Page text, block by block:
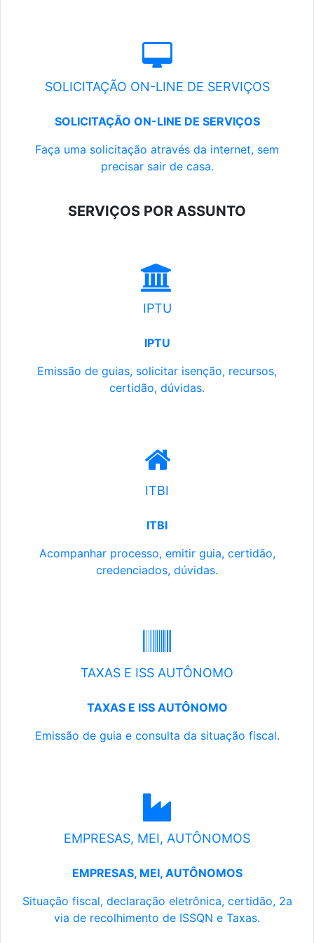
SOLICITAÇÃO ON-LINE DE SERVIÇOS
SOLICITAÇÃO ON-LINE DE SERVIÇOS
Faça uma solicitação através da internet, sem
precisar sair de casa.
SERVIÇOS POR ASSUNTO
IPTU
IPTU
Emissão de guias, solicitar isenção, recursos,
certidão, dúvidas.
ITBI
ITBI
Acompanhar processo, emitir guia, certidão,
credenciados, dúvidas.
TAXAS E ISS AUTÔNOMO
TAXAS E ISS AUTÔNOMO
Emissão de guia e consulta da situação fiscal.
EMPRESAS, MEI, AUTÔNOMOS
EMPRESAS, MEI, AUTÔNOMOS
Situação fiscal, declaração eletrônica, certidão, 2a
via de recolhimento de ISSQN e Taxas.